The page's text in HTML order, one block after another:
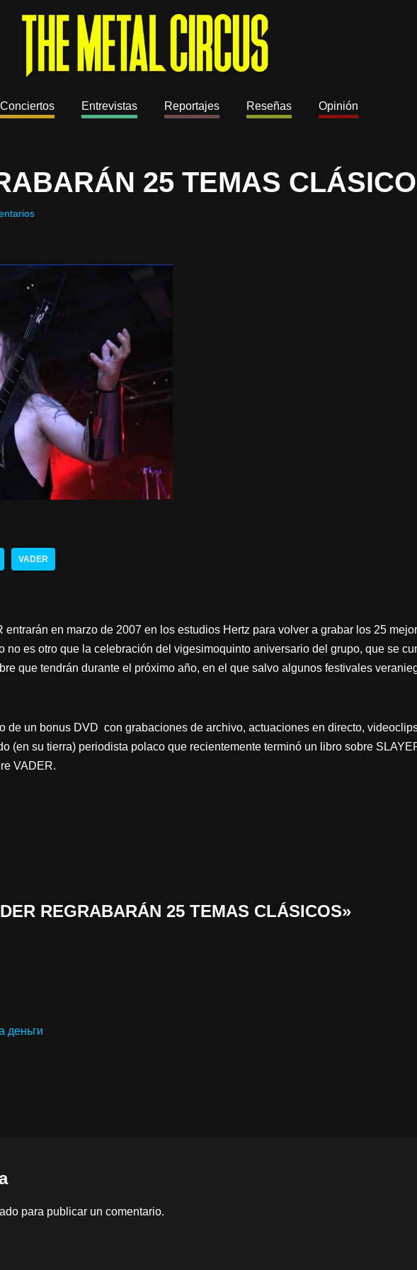
Conciertos Entrevistas Reportajes Reseñas Opinión
25 TEMAS
VADER
entrarán en marzo de 2007 en los estudios Hertz para volver a grabar los 25
no es otro que la celebración del vigesimoquinto aniversario del grupo, que se
que tendrán durante el próximo año, en el que salvo algunos festivales
de un bonus DVD con grabaciones de archivo, actuaciones en directo,
(en su tierra) periodista polaco que recientemente terminó un libro sobre
VADER.
REGRABARÁN 25 TEMAS CLÁSICOS»
деньги
para publicar un comentario.